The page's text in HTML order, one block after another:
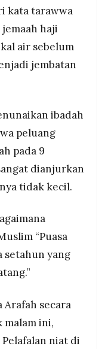
kata tarawwa
haji
air sebelum
jembatan
ibadah
peluang
pada 9
dianjurkan
tidak kecil.
“Puasa
setahun yang
Arafah secara
malam ini,
niat di